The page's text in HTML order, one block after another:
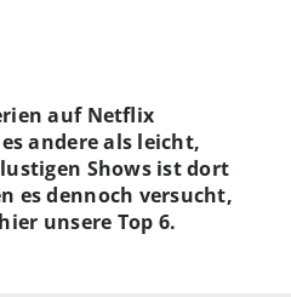
auf Netflix
andere als leicht,
Shows ist dort
es dennoch versucht,
unsere Top 6.